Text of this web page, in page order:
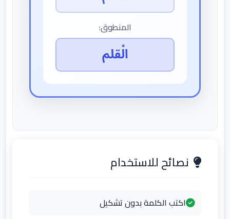
المنطوق:
الْقلم
نصائح للاستخدام
اكتب الكلمة بدون تشكيل